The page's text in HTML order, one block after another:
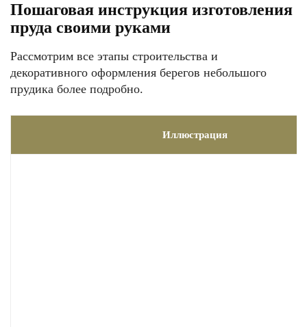
Пошаговая инструкция изготовления
пруда своими руками
Рассмотрим все этапы строительства и
декоративного оформления берегов небольшого
прудика более подробно.
Иллюстрация